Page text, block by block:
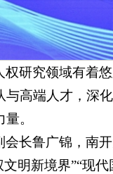
研究领域有着
与高端人才，深
。
长鲁广锦，南
明新境界”“现